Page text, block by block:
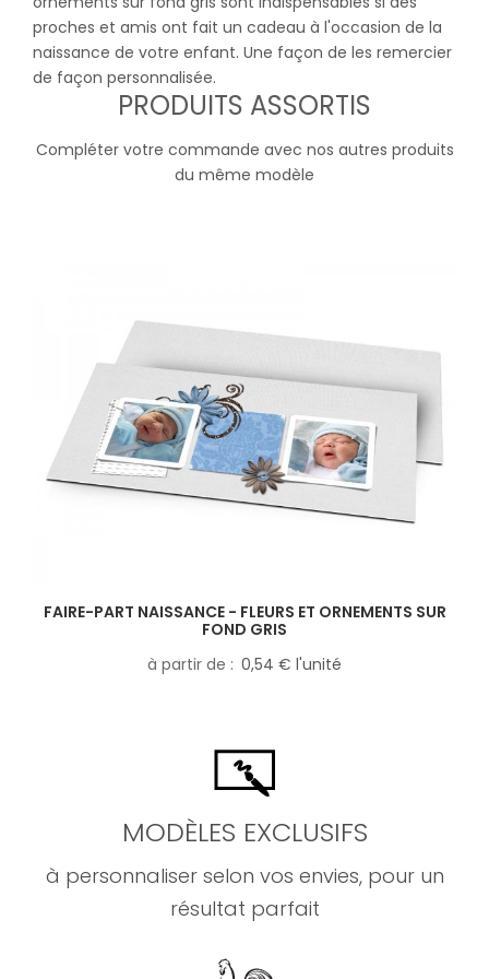
proches et amis ont fait un cadeau à l'occasion de la
naissance de votre enfant. Une façon de les remercier
de façon personnalisée.
PRODUITS ASSORTIS
Compléter votre commande avec nos autres produits
du même modèle
FAIRE-PART NAISSANCE - FLEURS ET ORNEMENTS SUR
FOND GRIS
à partir de
0,54 € l'unité
MODÈLES EXCLUSIFS
à personnaliser selon vos envies, pour un
résultat parfait